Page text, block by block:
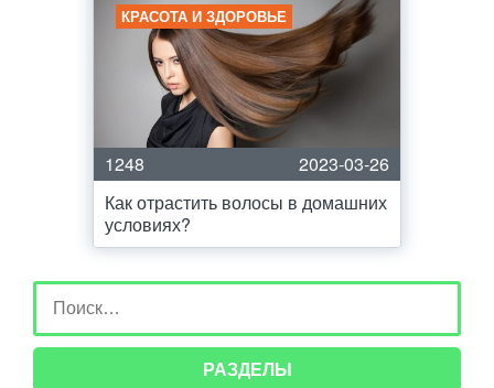
КРАСОТА И ЗДОРОВЬЕ
1248
2023-03-26
Как отрастить волосы в домашних
условиях?
РАЗДЕЛЫ